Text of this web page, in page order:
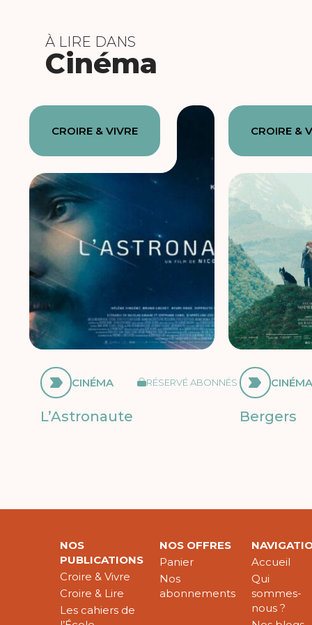
À LIRE DANS
Cinéma
CROIRE & VIVRE
CINÉMA RÉSERVÉ ABONNÉS
L’Astronaute
CROIRE &
CINÉMA
Bergers
NOS
PUBLICATIONS
Croire & Vivre
Croire & Lire
Les cahiers de
NOS OFFRES
Panier
Nos
abonnements
Accueil
Qui
sommes-
nous ?